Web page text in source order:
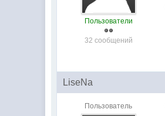
Пользователи
32 сообщений
LiseNa
Пользователь